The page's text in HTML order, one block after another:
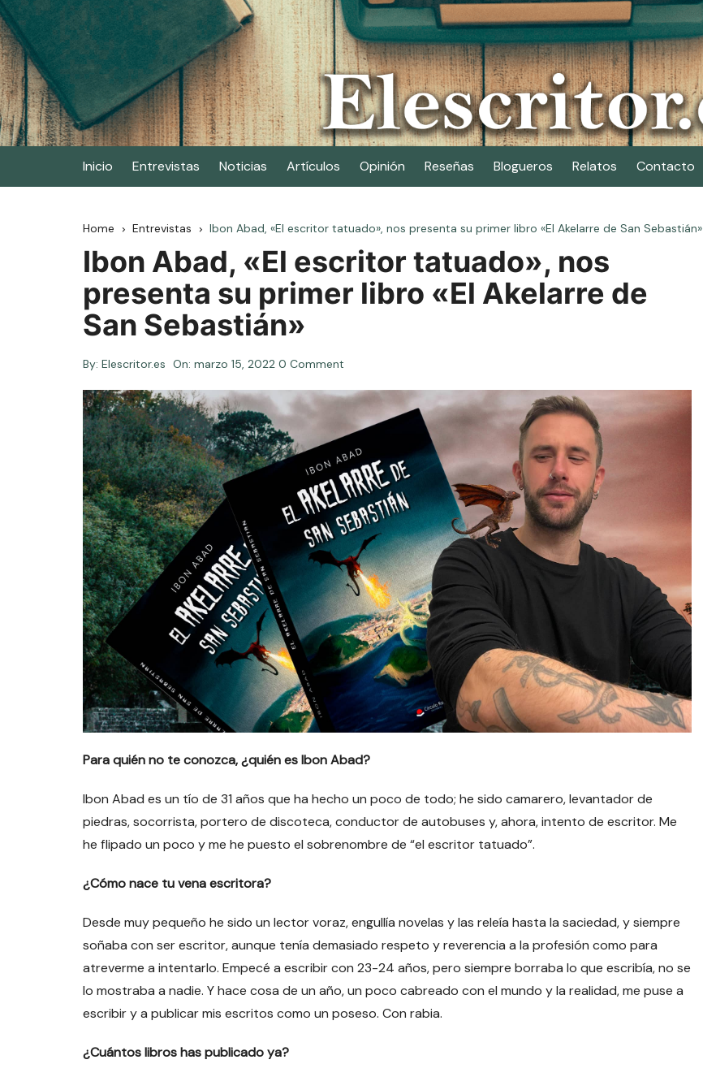
Skip
to
content
Elescritor.es
El periódico digital de los escritores
Inicio Entrevistas Noticias Artículos Opinión Reseñas Blogueros Relatos Contacto
Home Entrevistas Ibon Abad, «El escritor tatuado», nos presenta su primer libro «El Akelarre de San Sebastián»
Ibon Abad, «El escritor tatuado», nos
presenta su primer libro «El Akelarre de
San Sebastián»
By: Elescritor.es On: marzo 15, 2022 0 Comment
Para quién no te conozca, ¿quién es Ibon Abad?
Ibon Abad es un tío de 31 años que ha hecho un poco de todo; he sido camarero, levantador de
piedras, socorrista, portero de discoteca, conductor de autobuses y, ahora, intento de escritor. Me
he flipado un poco y me he puesto el sobrenombre de “el escritor tatuado”.
¿Cómo nace tu vena escritora?
Desde muy pequeño he sido un lector voraz, engullía novelas y las releía hasta la saciedad, y siempre
soñaba con ser escritor, aunque tenía demasiado respeto y reverencia a la profesión como para
atreverme a intentarlo. Empecé a escribir con 23-24 años, pero siempre borraba lo que escribía, no se
lo mostraba a nadie. Y hace cosa de un año, un poco cabreado con el mundo y la realidad, me puse a
escribir y a publicar mis escritos como un poseso. Con rabia.
¿Cuántos libros has publicado ya?